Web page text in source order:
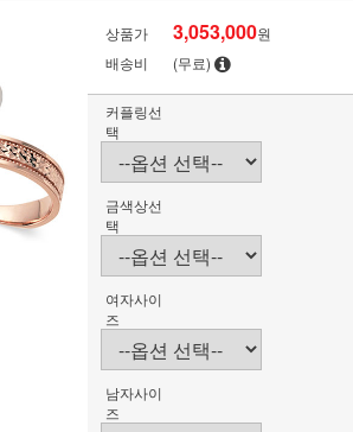
상품가 3,053,000원
배송비
(무료)
커플링선
택
금색상선
택
여자사이
즈
남자사이
즈